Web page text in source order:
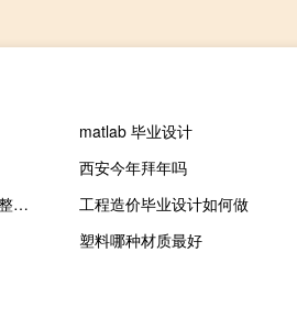
matlab 毕业设计
西安今年拜年吗
我的世界生活大冒险整合包 V1.8 最新免费版（我的世界生活大冒险整合包 V1.8 最新免费版功能简介）
工程造价毕业设计如何做
塑料哪种材质最好